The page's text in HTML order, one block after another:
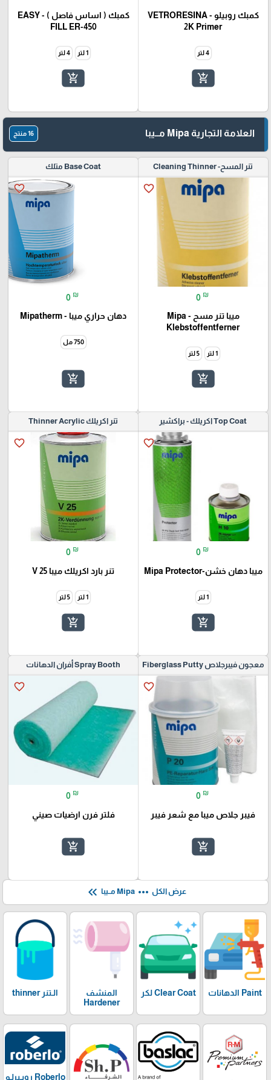
كمبك روبيلو - VETRORESINA
2K Primer
4 لتر
add_shopping_cart
كمبك ( اساس فاصل ) - EASY
FILL ER-450
1 لتر 4 لتر
add_shopping_cart
العلامة التجارية Mipa مــيبا 16 منتج
تنر المسح- Cleaning Thinner
favorite_border
0 ₪
ميبا تنر مسح - Mipa
Klebstoffentferner
1 لتر 5 لتر
add_shopping_cart
Base Coat متلك
favorite_border
0 ₪
دهان حراري ميبا - Mipatherm
750 مل
add_shopping_cart
Top Coat اكريلك - براكشير
favorite_border
0 ₪
ميبا دهان خشن-Mipa Protector
1 لتر
add_shopping_cart
تنر اكريلك Thinner Acrylic
favorite_border
0 ₪
تنر بارد اكريلك ميبا V 25
1 لتر 5 لتر
add_shopping_cart
معجون فيبرجلاص Fiberglass Putty
favorite_border
0 ₪
فيبر جلاص ميبا مع شعر فيبر
add_shopping_cart
Spray Booth أفران الدهانات
favorite_border
0 ₪
فلتر فرن ارضيات صيني
add_shopping_cart
عرض الكل more_horiz Mipa مــيبا keyboard_double_arrow_left
Paint الدهانات Clear Coat لكر
المنشف
Hardener
الـتنر thinner
Roberlo روبـيرلـو